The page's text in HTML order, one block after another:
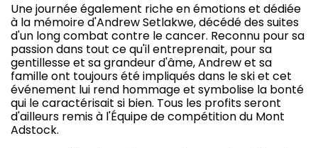
Une journée également riche en émotions et dédiée
à la mémoire d'Andrew Setlakwe, décédé des suites
d'un long combat contre le cancer. Reconnu pour sa
passion dans tout ce qu'il entreprenait, pour sa
gentillesse et sa grandeur d'âme, Andrew et sa
famille ont toujours été impliqués dans le ski et cet
événement lui rend hommage et symbolise la bonté
qui le caractérisait si bien. Tous les profits seront
d'ailleurs remis à l'Équipe de compétition du Mont
Adstock.